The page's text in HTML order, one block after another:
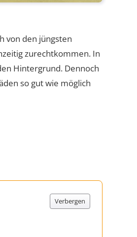
von den jüngsten
zurechtkommen. In
Hintergrund. Dennoch
so gut wie möglich
Verbergen